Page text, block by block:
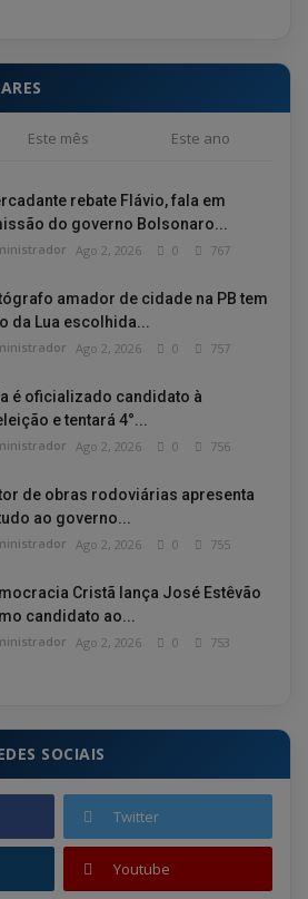
Este mês Este ano
rebate Flávio, fala em
do governo Bolsonaro...
Ago 2, 2026 0 767
amador de cidade na PB tem
da Lua escolhida...
Ago 2, 2026 0 757
é oficializado candidato à
e tentará 4°...
Ago 2, 2026 0 756
de obras rodoviárias apresenta
ao governo...
Ago 2, 2026 0 755
Cristã lança José Estêvão
candidato ao...
Ago 2, 2026 0 753
SOCIAIS
Twitter
Youtube